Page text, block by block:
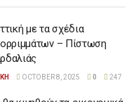
με τα σχέδια
– Πίστωση
OCTOBER 8, 2025 0 247